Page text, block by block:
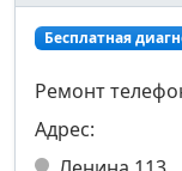
Бесплатная
Ремонт
Адрес: